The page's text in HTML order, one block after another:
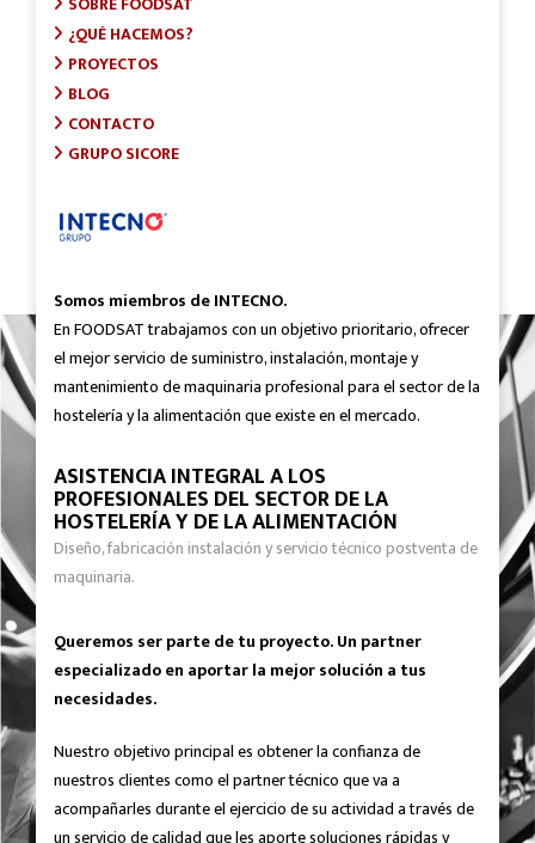
¿QUÉ HACEMOS?
PROYECTOS
BLOG
CONTACTO
GRUPO SICORE
Somos miembros de INTECNO.
En FOODSAT trabajamos con un objetivo prioritario, ofrecer
el mejor servicio de suministro, instalación, montaje y
mantenimiento de maquinaria profesional para el sector de la
hostelería y la alimentación que existe en el mercado.
ASISTENCIA INTEGRAL A LOS
PROFESIONALES DEL SECTOR DE LA
HOSTELERÍA Y DE LA ALIMENTACIÓN
Diseño, fabricación instalación y servicio técnico postventa de
maquinaria.
Queremos ser parte de tu proyecto. Un partner
especializado en aportar la mejor solución a tus
necesidades.
Nuestro objetivo principal es obtener la confianza de
nuestros clientes como el partner técnico que va a
acompañarles durante el ejercicio de su actividad a través de